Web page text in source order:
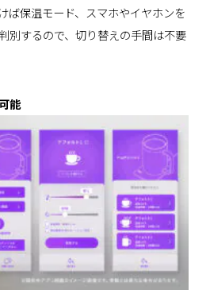
ば保温モード、スマホやイヤホンを
別するので、切り替えの手間は不要
能